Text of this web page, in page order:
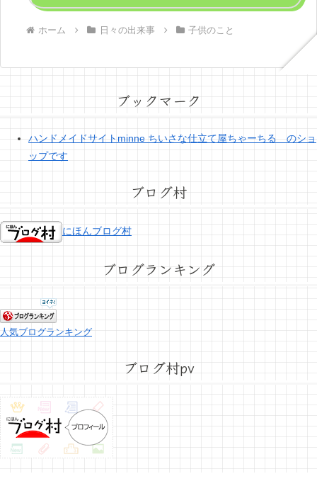
ホーム 日々の出来事 子供のこと
ブックマーク
ハンドメイドサイトminne ちいさな仕立て屋ちゃーちる のショ
ップです
ブログ村
にほんブログ村
ブログランキング
人気ブログランキング
ブログ村pv